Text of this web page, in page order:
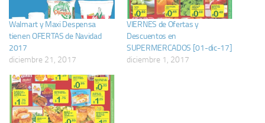
Walmart y Maxi Despensa
tienen OFERTAS de Navidad
2017
diciembre 21, 2017
VIERNES de Ofertas y
Descuentos en
SUPERMERCADOS [01-dic-17]
diciembre 1, 2017